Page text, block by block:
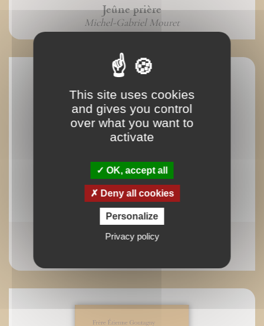
Jeûne prière
Michel-Gabriel Mouret
La Parousie et sa spiritualité
This site uses cookies
and gives you control
over what you want to
activate
OK, accept all
Deny all cookies
Personalize
Privacy policy